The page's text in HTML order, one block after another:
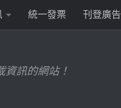
統一發票 刊登廣告
訊的網站！